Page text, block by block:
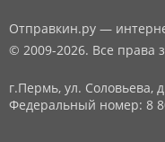
Отправкин.ру —
© 2009-2026. Все
г.Пермь, ул. Соловьева,
Федеральный номер: 8